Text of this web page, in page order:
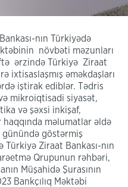
nın Türkiyədə
növbəti məzunları
ərzində Türkiyə Ziraat
ixtisaslaşmış əməkdaşları
iştirak ediblər. Tədris
mikroiqtisadi siyasət,
və şəxsi inkişaf,
haqqında məlumatlar əldə
günündə göstərmiş
Ziraat Bankası-nın
Qrupunun rəhbəri,
Müşahidə Şurasının
Bankçılıq Məktəbi